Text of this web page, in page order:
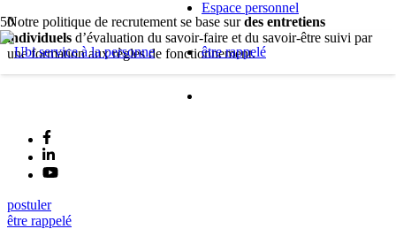
Espace personnel
être rappelé
Notre politique de recrutement se base surdes entretiens
individuels d’évaluation du savoir-faire et du savoir-être suivi par
une formation aux règles de fonctionnement.
postuler
être rappelé